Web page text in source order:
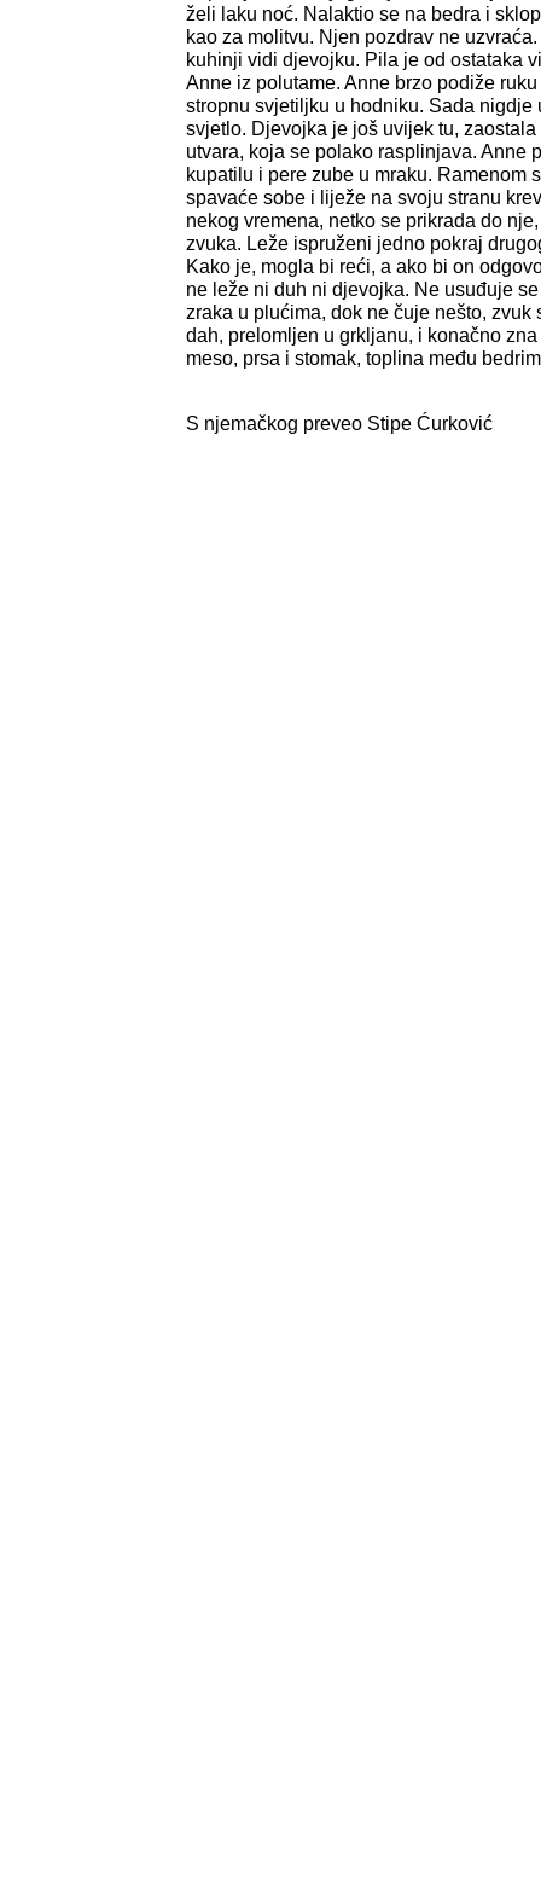
želi laku noć. Nalaktio se na bedra i
kao za molitvu. Njen pozdrav ne
kuhinji vidi djevojku. Pila je od ostataka
Anne iz polutame. Anne brzo podiže
stropnu svjetiljku u hodniku. Sada nigdje
svjetlo. Djevojka je još uvijek tu,
utvara, koja se polako rasplinjava. Anne
kupatilu i pere zube u mraku. Ramenom
spavaće sobe i liježe na svoju stranu
nekog vremena, netko se prikrada do
zvuka. Leže ispruženi jedno pokraj
Kako je, mogla bi reći, a ako bi on
ne leže ni duh ni djevojka. Ne usuđuje
zraka u plućima, dok ne čuje nešto, zvuk
dah, prelomljen u grkljanu, i konačno
meso, prsa i stomak, toplina među
S njemačkog preveo Stipe Ćurković